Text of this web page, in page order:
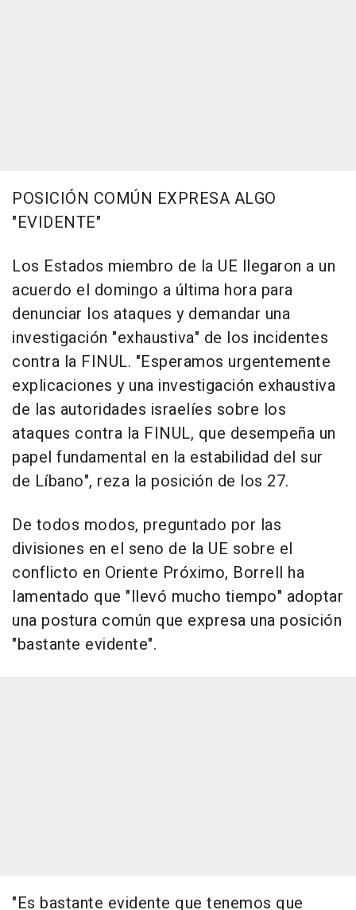
POSICIÓN COMÚN EXPRESA ALGO
"EVIDENTE"
Los Estados miembro de la UE llegaron a un
acuerdo el domingo a última hora para
denunciar los ataques y demandar una
investigación "exhaustiva" de los incidentes
contra la FINUL. "Esperamos urgentemente
explicaciones y una investigación exhaustiva
de las autoridades israelíes sobre los
ataques contra la FINUL, que desempeña un
papel fundamental en la estabilidad del sur
de Líbano", reza la posición de los 27.
De todos modos, preguntado por las
divisiones en el seno de la UE sobre el
conflicto en Oriente Próximo, Borrell ha
lamentado que "llevó mucho tiempo" adoptar
una postura común que expresa una posición
"bastante evidente".
"Es bastante evidente que tenemos que